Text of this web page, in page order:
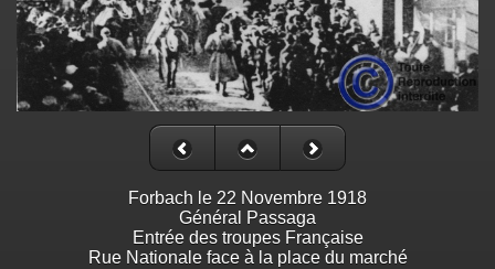
Forbach le 22 Novembre 1918
Général Passaga
Entrée des troupes Française
Rue Nationale face à la place du marché